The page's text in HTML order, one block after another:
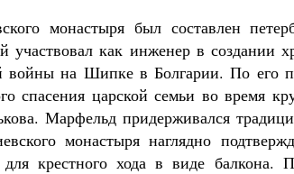
монастыря был составлен
как инженер в создании
войны на Шипке в Болгарии. По его
спасения царской семьи во время
Марфельд придерживался
монастыря наглядно
крестного хода в виде балкона.
Как найти своё место в жизни
Кирилл Мурышев